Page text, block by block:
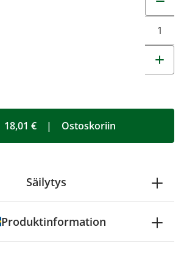
18,01 € | Ostoskoriin
Säilytys
Produktinformation